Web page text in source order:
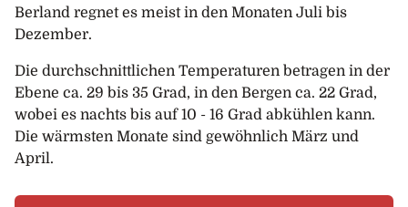
Berland regnet es meist in den Monaten Juli bis
Dezember.
Die durchschnittlichen Temperaturen betragen in der
Ebene ca. 29 bis 35 Grad, in den Bergen ca. 22 Grad,
wobei es nachts bis auf 10 - 16 Grad abkühlen kann.
Die wärmsten Monate sind gewöhnlich März und
April.